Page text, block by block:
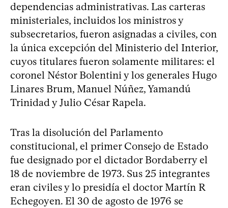
dependencias administrativas. Las carteras
ministeriales, incluidos los ministros y
subsecretarios, fueron asignadas a civiles, con
la única excepción del Ministerio del Interior,
cuyos titulares fueron solamente militares: el
coronel Néstor Bolentini y los generales Hugo
Linares Brum, Manuel Núñez, Yamandú
Trinidad y Julio César Rapela.
Tras la disolución del Parlamento
constitucional, el primer Consejo de Estado
fue designado por el dictador Bordaberry el
18 de noviembre de 1973. Sus 25 integrantes
eran civiles y lo presidía el doctor Martín R
Echegoyen. El 30 de agosto de 1976 se